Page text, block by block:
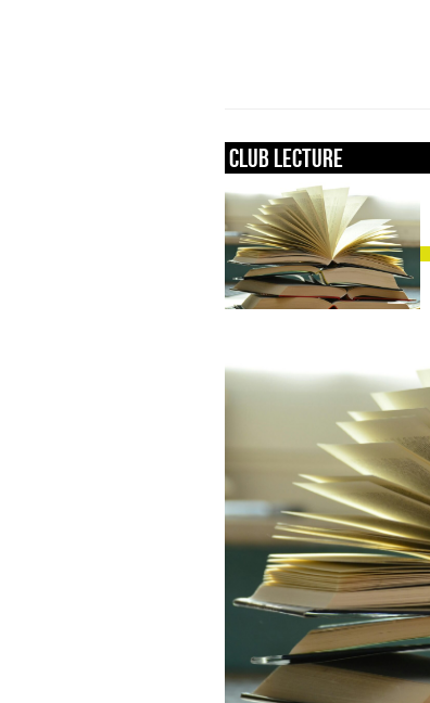
Club lecture